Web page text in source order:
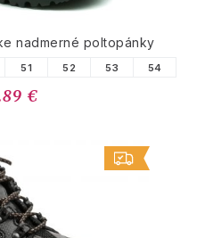
nadmerné poltopánky
51 52 53 54
€